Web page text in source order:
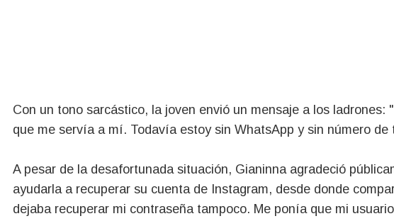
Con un tono sarcástico, la joven envió un mensaje a los ladrones:
que me servía a mí. Todavía estoy sin WhatsApp y sin número de
A pesar de la desafortunada situación, Gianinna agradeció
ayudarla a recuperar su cuenta de Instagram, desde donde
dejaba recuperar mi contraseña tampoco. Me ponía que mi